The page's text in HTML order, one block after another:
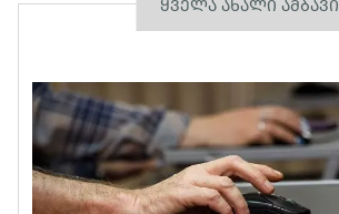
ᲧᲕᲔᲚᲐ ᲐᲮᲐᲚᲘ ᲐᲛᲑᲐᲕᲘ